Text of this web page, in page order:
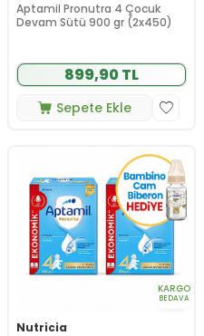
Aptamil Pronutra 4 Çocuk
Devam Sütü 900 gr (2x450)
899,90 TL
Sepete Ekle
KARGO
BEDAVA
Nutricia